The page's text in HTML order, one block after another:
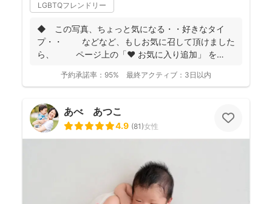
LGBTQフレンドリー
◆ この写真、ちょっと気になる・・好きなタイ
プ・・ などなど、もしお気に召して頂けました
ら、 ページ上の「❤ お気に入り追加」 を
予約承諾率： 95% 最終アクティブ： 3日以内
あべ あつこ
4.9 (81)女性